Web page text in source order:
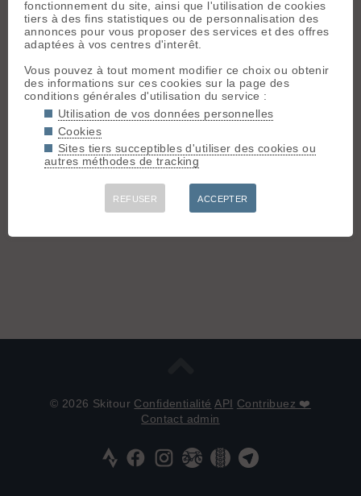
Laurent B- Le 15/05/2013 19:02
Y'en a deux trois qui mériteraient aussi le vote, mais bon on
va la jouer régional et skitour, +1
Aller à la page :Précédente
Connectez-vous pour poster
© 2026 Skitour Confidentialité API Contribuez ❤️
Contact admin
fonctionnement du site, ainsi que l'utilisation de cookies
tiers à des fins statistiques ou de personnalisation des
annonces pour vous proposer des services et des offres
adaptées à vos centres d'interêt.
Vous pouvez à tout moment modifier ce choix ou obtenir
des informations sur ces cookies sur la page des
conditions générales d'utilisation du service :
Utilisation de vos données personnelles
Cookies
Sites tiers succeptibles d'utiliser des cookies ou
autres méthodes de tracking
REFUSER ACCEPTER